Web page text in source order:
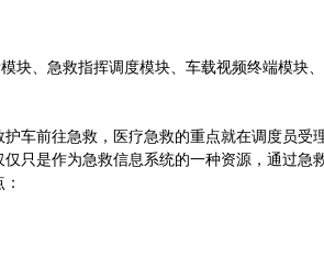
块、急救指挥调度模块、车载视频终端模
车前往急救，医疗急救的重点就在调度员
只是作为急救信息系统的一种资源，通过急